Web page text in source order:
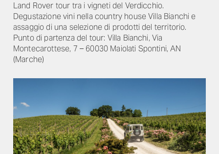
Land Rover tour tra i vigneti del Verdicchio.
Degustazione vini nella country house Villa Bianchi e
assaggio di una selezione di prodotti del territorio.
Punto di partenza del tour: Villa Bianchi, Via
Montecarottese, 7 – 60030 Maiolati Spontini, AN
(Marche)